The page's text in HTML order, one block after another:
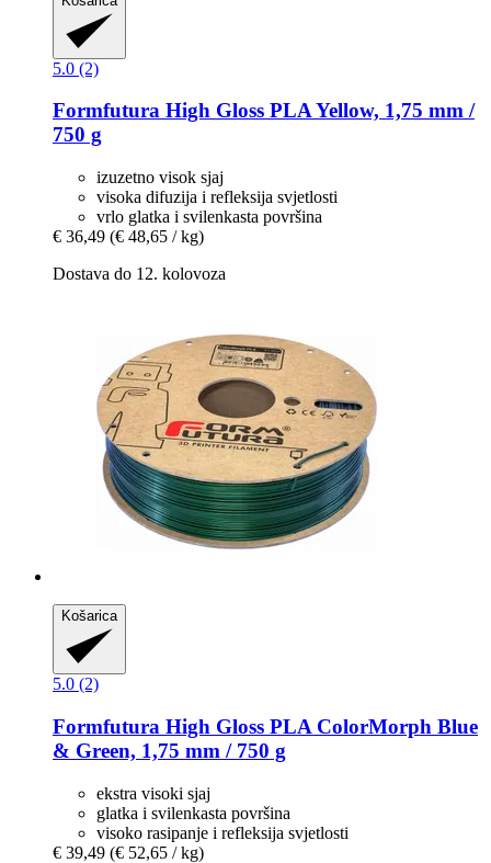
5.0 (2)
Formfutura High Gloss PLA Yellow, 1,75 mm /
750 g
izuzetno visok sjaj
visoka difuzija i refleksija svjetlosti
vrlo glatka i svilenkasta površina
€ 36,49 (€ 48,65 / kg)
Dostava do 12. kolovoza
Košarica
5.0 (2)
Formfutura High Gloss PLA ColorMorph Blue
& Green, 1,75 mm / 750 g
ekstra visoki sjaj
glatka i svilenkasta površina
visoko rasipanje i refleksija svjetlosti
€ 39,49 (€ 52,65 / kg)